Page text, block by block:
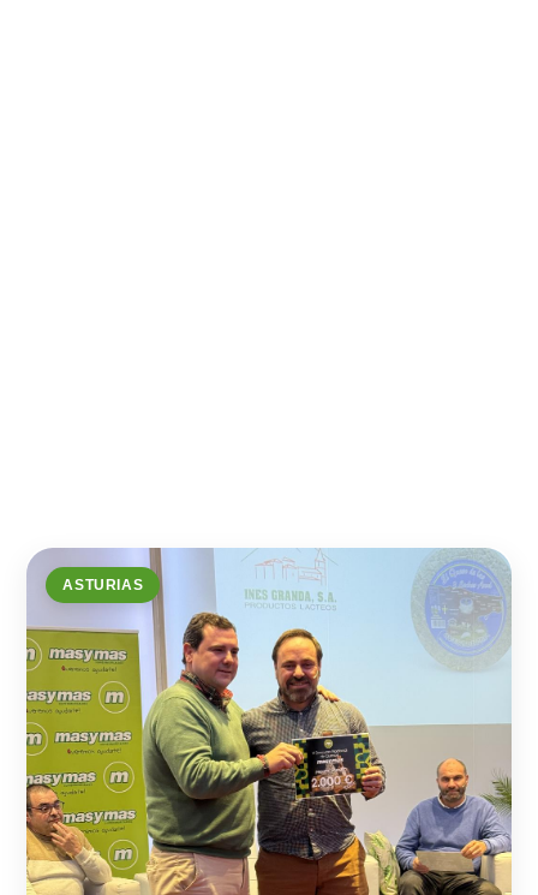
ASTURIAS